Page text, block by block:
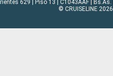
629 | Piso 13 | C1043AAF |
© CRUISELINE